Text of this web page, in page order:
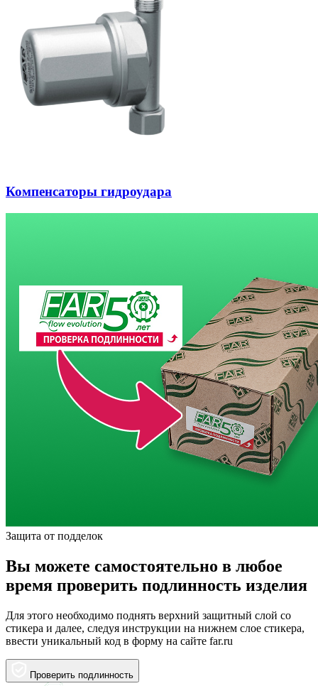
Компенсаторы гидроудара
Защита от подделок
Вы можете самостоятельно в любое
время проверить подлинность изделия
Для этого необходимо поднять верхний защитный слой со
стикера и далее, следуя инструкции на нижнем слое стикера,
ввести уникальный код в форму на сайте far.ru
Проверить подлинность